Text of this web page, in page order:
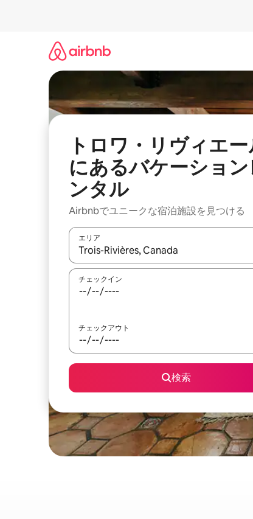
トロワ・リヴィエ
にあるバケーション
ンタル
Airbnbでユニークな宿泊施設を見つける
エリア
検索結果が表示されたら、上下の矢印キーを
チェックイン
チェックアウト
検索